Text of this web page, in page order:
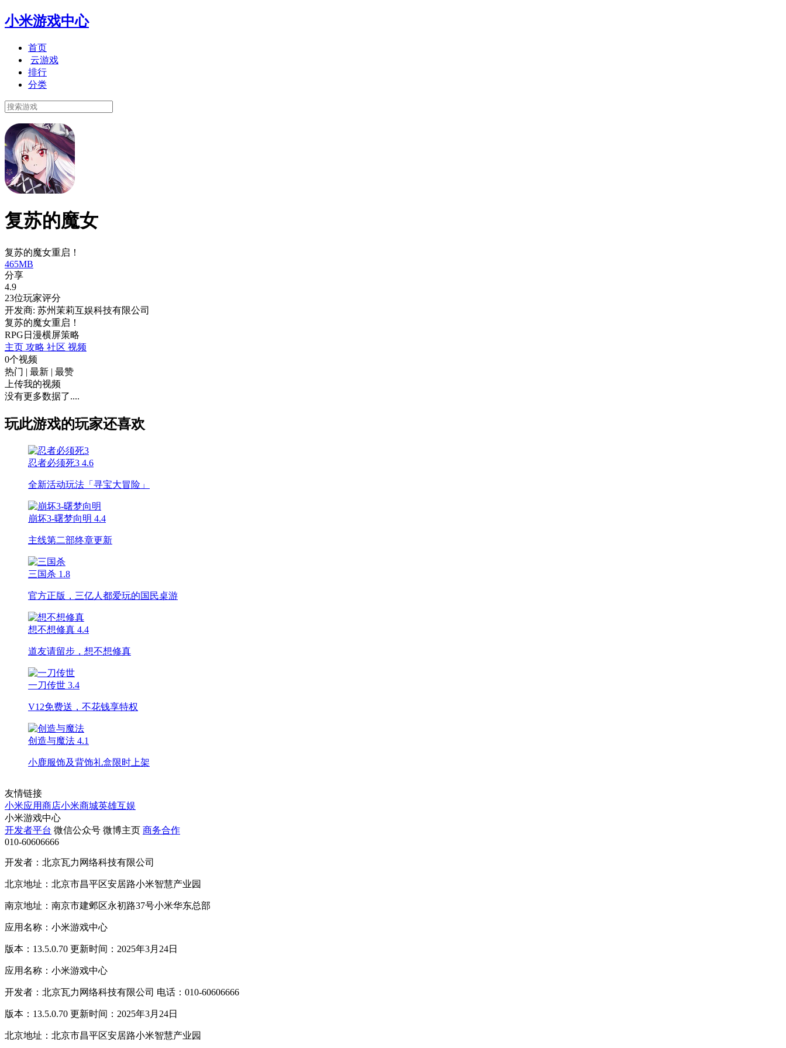
小米游戏中心
首页
云游戏
排行
分类
复苏的魔女
复苏的魔女重启！
465MB
分享
4.9
23位玩家评分
开发商: 苏州茉莉互娱科技有限公司
复苏的魔女重启！
RPG 日漫横屏策略
主页 攻略 社区 视频
0个视频
热门 | 最新 | 最赞
上传我的视频
没有更多数据了....
玩此游戏的玩家还喜欢
忍者必须死3 4.6
全新活动玩法「寻宝大冒险」
崩坏3-曙梦向明 4.4
主线第二部终章更新
三国杀 1.8
官方正版，三亿人都爱玩的国民桌游
想不想修真 4.4
道友请留步，想不想修真
一刀传世 3.4
V12免费送，不花钱享特权
创造与魔法 4.1
小鹿服饰及背饰礼盒限时上架
友情链接
小米应用商店小米商城英雄互娱
小米游戏中心
开发者平台 微信公众号 微博主页 商务合作
010-60606666
开发者：北京瓦力网络科技有限公司
北京地址：北京市昌平区安居路小米智慧产业园
南京地址：南京市建邺区永初路37号小米华东总部
应用名称：小米游戏中心
版本：13.5.0.70 更新时间：2025年3月24日
应用名称：小米游戏中心
开发者：北京瓦力网络科技有限公司 电话：010-60606666
版本：13.5.0.70 更新时间：2025年3月24日
北京地址：北京市昌平区安居路小米智慧产业园